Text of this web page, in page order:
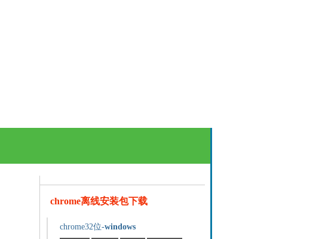
chrome离线安装包下载
chrome32位-windows